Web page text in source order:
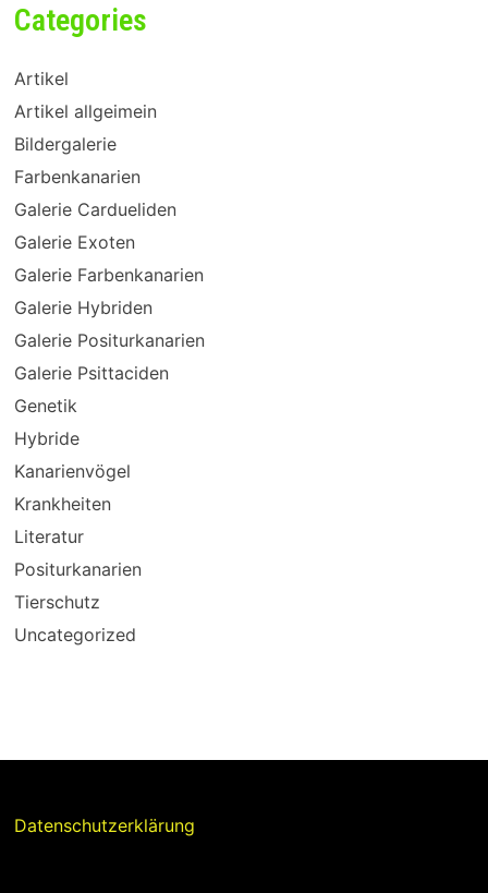
Categories
Artikel
Artikel allgeimein
Bildergalerie
Farbenkanarien
Galerie Cardueliden
Galerie Exoten
Galerie Farbenkanarien
Galerie Hybriden
Galerie Positurkanarien
Galerie Psittaciden
Genetik
Hybride
Kanarienvögel
Krankheiten
Literatur
Positurkanarien
Tierschutz
Uncategorized
Datenschutzerklärung